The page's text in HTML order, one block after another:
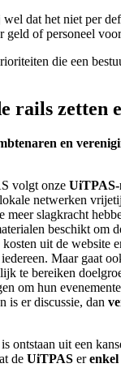
dat het niet per
geld of personeel
die een
rails zetten
en
volgt onze
netwerken
meer slagkracht
beschikt om
uit de website
Maar gaat
te bereiken
om hun
is er discussie, dan
ontstaan uit een
de UiTPAS erenkel